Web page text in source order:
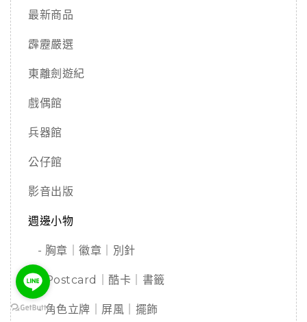
最新商品
霹靂嚴選
東離劍遊紀
戲偶館
兵器館
公仔館
影音出版
週邊小物
- 胸章｜徽章｜別針
- Postcard｜酷卡｜書籤
- 角色立牌｜屏風｜擺飾